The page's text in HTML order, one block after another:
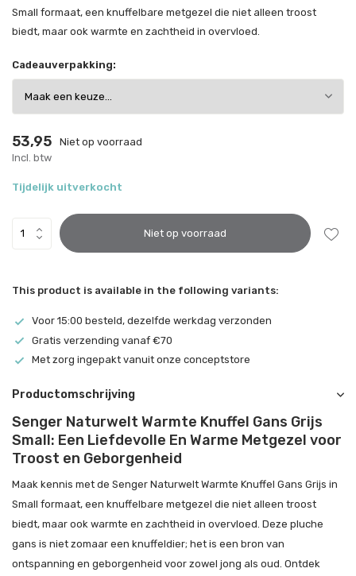
Small formaat, een knuffelbare metgezel die niet alleen troost
biedt, maar ook warmte en zachtheid in overvloed.
Cadeauverpakking:
53,95
Niet op voorraad
Incl. btw
Tijdelijk uitverkocht
Niet op voorraad
This product is available in the following variants:
Voor 15:00 besteld, dezelfde werkdag verzonden
Gratis verzending vanaf €70
Met zorg ingepakt vanuit onze conceptstore
Productomschrijving
Senger Naturwelt Warmte Knuffel Gans Grijs
Small: Een Liefdevolle En Warme Metgezel voor
Troost en Geborgenheid
Maak kennis met de Senger Naturwelt Warmte Knuffel Gans Grijs in
Small formaat, een knuffelbare metgezel die niet alleen troost
biedt, maar ook warmte en zachtheid in overvloed. Deze pluche
gans is niet zomaar een knuffeldier; het is een bron van
ontspanning en geborgenheid voor zowel jong als oud. Ontdek